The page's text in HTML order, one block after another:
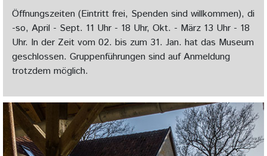
Öffnungszeiten (Eintritt frei, Spenden sind willkommen), di
-so, April - Sept. 11 Uhr - 18 Uhr, Okt. - März 13 Uhr - 18
Uhr. In der Zeit vom 02. bis zum 31. Jan. hat das Museum
geschlossen. Gruppenführungen sind auf Anmeldung
trotzdem möglich.